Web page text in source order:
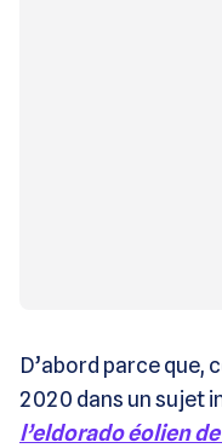
D’abord parce que,
2020 dans un sujet
l’eldorado éolien de